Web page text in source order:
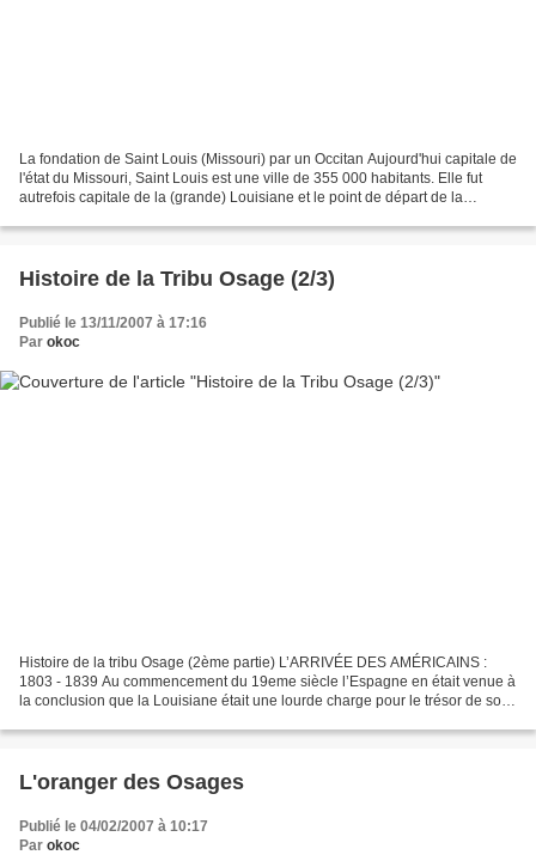
La fondation de Saint Louis (Missouri) par un Occitan Aujourd'hui capitale de
l'état du Missouri, Saint Louis est une ville de 355 000 habitants. Elle fut
autrefois capitale de la (grande) Louisiane et le point de départ de la
Histoire de la Tribu Osage (2/3)
Publié le 13/11/2007 à 17:16
Par okoc
Histoire de la tribu Osage (2ème partie) L’ARRIVÉE DES AMÉRICAINS :
1803 - 1839 Au commencement du 19eme siècle l’Espagne en était venue à
la conclusion que la Louisiane était une lourde charge pour le trésor de son
L'oranger des Osages
Publié le 04/02/2007 à 10:17
Par okoc